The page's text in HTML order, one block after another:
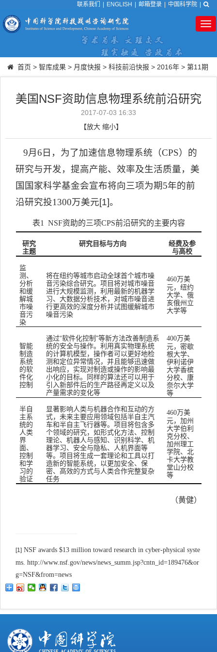
联系我们 ENGLISH 邮箱登录 中国科学院
首页 > 智库成果 > 月度快报 > 科技前沿快报 > 2016年 > 第11期
美国NSF资助信息物理系统前沿研究
2017-07-03 16:33
【放大 缩小】
9月6 日，为了加速信息物理系统（CPS）的
研究与开发，提高产能、效率及生活质量，美
国国家科学基金会宣布将向三项为期5年的前
沿研究投1300万美元[1]。
表1 NSF资助的三项CPS前沿研究的主要内容
研究
主题
研究目标与方向
经费及参
与高校
监
测、
分析
和缓
解城
市噪
音污
染
将在纽约等城市启动全球首个城市噪
音污染综合研究。项目将对城市噪音
进行大规模监测，利用最新的机器学
习、大数据分析技术，对城市噪音进
行更高效的深度分析并试图缓解城市
噪音污染
460万美
元，纽约
大学、俄
亥俄州立
大学等
智能
制造
系统
的软
件化
控制
通过“软件化控制”等新方法改善制造系
统的安全与操作。利用真实物理系统
的计算机模型，操作者可以更好地检
测和定位异常情况，并且能够迅速做
出响应，实现对制造或操作的影响最
小化的目标。同样的算法还可以用于
引入新部件后的生产路径再定义以及
产量需求的变化等
400万美
元，密歇
根大学、
伊利诺伊
大学香槟
分校、康
奈尔大学
等
半自
主系
统的
人类
界
面、
控制
和学
习的
验证
显著影响人类与机器合作和互动的方
式，未来主要应用领域包括半自主汽
车和半自主飞行器等。项目将包含多
个领域的研究，如形式化方法、控制
理论、机器人与感知、识别科学、机
器学习、安全与隐私、人机界面等
等。项目将生成一套理论和工具以打
造新的智能系统，以更加安全、保
密、高效的方式与人类合作完整复杂
任务
460万美
元，加州
大学伯利
克分校、
加州理工
学院、北
卡大学教
堂山分校
等
（黄健）
[1] NSF awards $13 million toward research in cyber-physical syste
ms. http://www.nsf.gov/news/news_summ.jsp?cntn_id=189476&or
g=NSF&from=news